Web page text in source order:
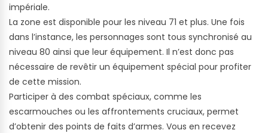
impériale.
La zone est disponible pour les niveau 71 et plus. Une fois
dans l’instance, les personnages sont tous synchronisé au
niveau 80 ainsi que leur équipement. Il n’est donc pas
nécessaire de revêtir un équipement spécial pour profiter
de cette mission.
Participer à des combat spéciaux, comme les
escarmouches ou les affrontements cruciaux, permet
d’obtenir des points de faits d’armes. Vous en recevez